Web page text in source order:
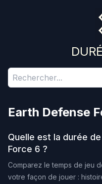
Earth Defense
Quelle est la durée
Force 6 ?
Comparez le temps de jeu
votre façon de jouer :